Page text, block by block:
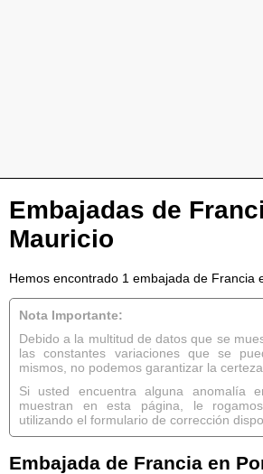
Embajadas de
Mauricio
Hemos encontrado 1 embajada de Francia
Nota Importante:
Debido a la multitud de datos que se
las constantes variaciones que se
mismos, no podemos garantizar la
Si usted encuentra alguna anomalía
muestran en esta página, le
utilizando el formulario de corrección
Embajada de Francia en